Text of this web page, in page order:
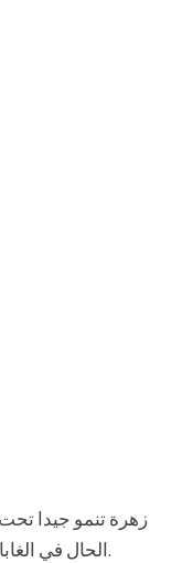
زهرة تنمو جيدا
الحال في الغابات الاستوائية تحت غطاء الأشجار العالية.